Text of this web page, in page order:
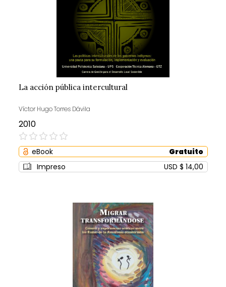
La acción pública intercultural
Víctor Hugo Torres Dávila
2010
0%
eBook
Gratuito
Impreso
USD $ 14,00